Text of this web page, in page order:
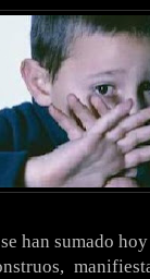
han sumado